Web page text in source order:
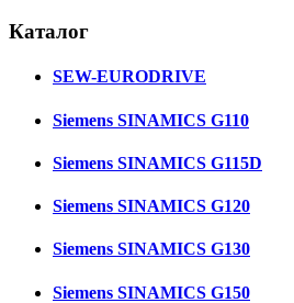
Каталог
SEW-EURODRIVE
Siemens SINAMICS G110
Siemens SINAMICS G115D
Siemens SINAMICS G120
Siemens SINAMICS G130
Siemens SINAMICS G150